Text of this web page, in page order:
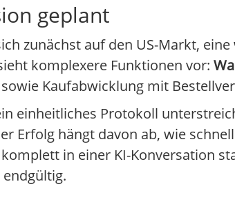
geplant
zunächst auf den US-Markt,
komplexere Funktionen vor:
Kaufabwicklung mit
einheitliches Protokoll
Erfolg hängt davon ab, wie
in einer KI-Konversation